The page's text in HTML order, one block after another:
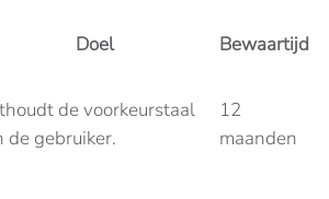
Doel Bewaartijd
de voorkeurstaal
de gebruiker.
12
maanden